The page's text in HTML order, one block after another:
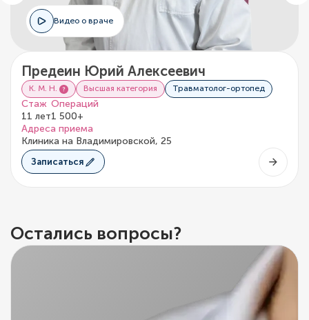
Видео о враче
Предеин Юрий Алексеевич
К. М. Н. Высшая категория Травматолог-ортопед
Стаж
11 лет
Операций
1 500+
Адреса приема
Клиника на Владимировской, 25
Записаться
Остались вопросы?